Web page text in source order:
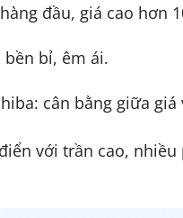
đầu, giá cao hơn
bỉ, êm ái.
cân bằng giữa
với trần cao,